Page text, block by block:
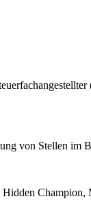
von Stellen